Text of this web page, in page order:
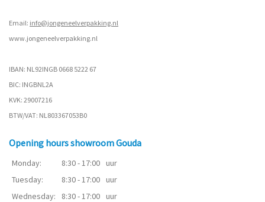
Email: info@jongeneelverpakking.nl
www.jongeneelverpakking.nl
IBAN: NL92INGB 0668 5222 67
BIC: INGBNL2A
KVK: 29007216
BTW/VAT: NL803367053B0
Opening hours showroom Gouda
Monday: 8:30 - 17:00 uur
Tuesday:
8:30 - 17:00 uur
Wednesday:
8:30 - 17:00 uur